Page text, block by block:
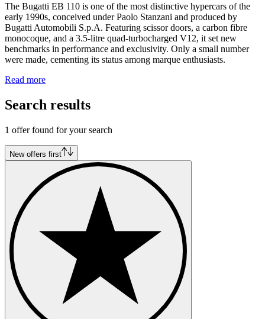
The Bugatti EB 110 is one of the most distinctive hypercars of the
early 1990s, conceived under Paolo Stanzani and produced by
Bugatti Automobili S.p.A. Featuring scissor doors, a carbon fibre
monocoque, and a 3.5-litre quad-turbocharged V12, it set new
benchmarks in performance and exclusivity. Only a small number
were made, cementing its status among marque enthusiasts.
Read more
Search results
1 offer found for your search
New offers first